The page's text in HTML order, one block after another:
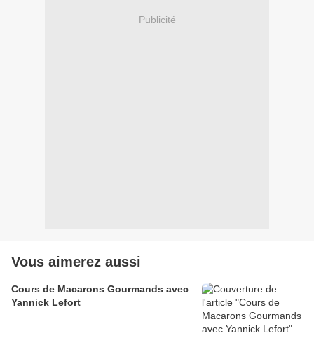
Publicité
Vous aimerez aussi
Cours de Macarons Gourmands avec
Yannick Lefort